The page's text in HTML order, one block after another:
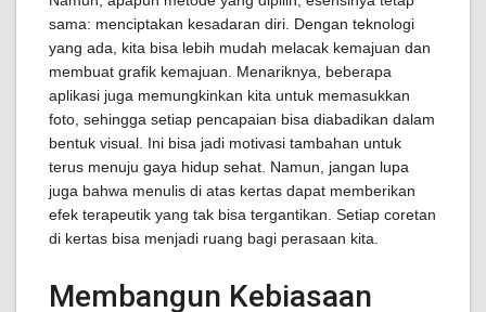
sama: menciptakan kesadaran diri. Dengan teknologi
yang ada, kita bisa lebih mudah melacak kemajuan dan
membuat grafik kemajuan. Menariknya, beberapa
aplikasi juga memungkinkan kita untuk memasukkan
foto, sehingga setiap pencapaian bisa diabadikan dalam
bentuk visual. Ini bisa jadi motivasi tambahan untuk
terus menuju gaya hidup sehat. Namun, jangan lupa
juga bahwa menulis di atas kertas dapat memberikan
efek terapeutik yang tak bisa tergantikan. Setiap coretan
di kertas bisa menjadi ruang bagi perasaan kita.
Membangun Kebiasaan